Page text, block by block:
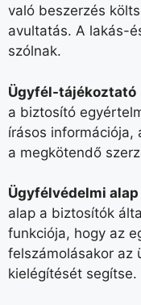
való beszerzés
avultatás. A lakás-
szólnak.
Ügyfél-tájékoztató
a biztosító
írásos
a megkötendő
Ügyfélvédelmi alap
alap a biztosítók
funkciója, hogy az
felszámolásakor az
kielégítését segítse.